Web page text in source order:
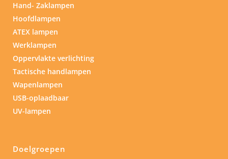
Hand- Zaklampen
Hoofdlampen
ATEX lampen
Werklampen
Oppervlakte verlichting
Tactische handlampen
Wapenlampen
USB-oplaadbaar
UV-lampen
Doelgroepen